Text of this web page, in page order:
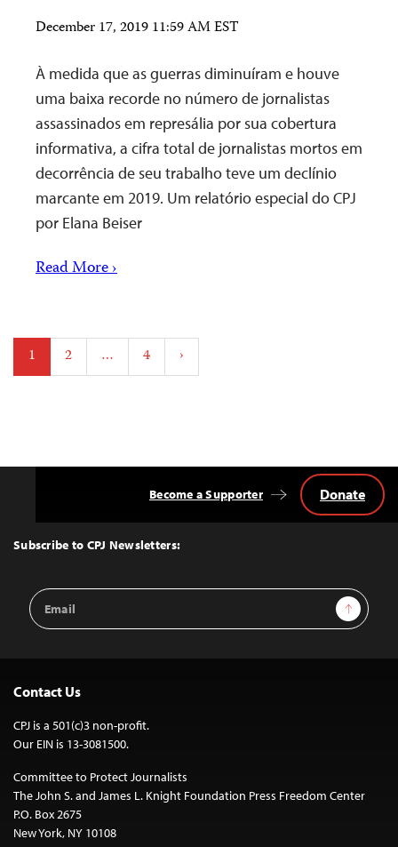
December 17, 2019 11:59 AM EST
À medida que as guerras diminuíram e houve
uma baixa recorde no número de jornalistas
assassinados em represália por sua cobertura
informativa, a cifra total de jornalistas mortos em
decorrência de seu trabalho teve um declínio
marcante em 2019. Um relatório especial do CPJ
por Elana Beiser
Read More ›
Posts
pagination
1 2 … 4 ›
Top
Subscribe to CPJ Newsletters:
Email
Address
Sign Up
Become a Supporter Donate
Contact Us
CPJ is a 501(c)3 non-profit.
Our EIN is 13-3081500.
Committee to Protect Journalists
The John S. and James L. Knight Foundation Press Freedom Center
P.O. Box 2675
New York, NY 10108